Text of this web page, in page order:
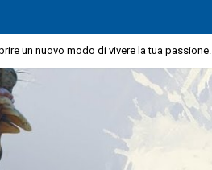
un nuovo modo di vivere la tua passione.